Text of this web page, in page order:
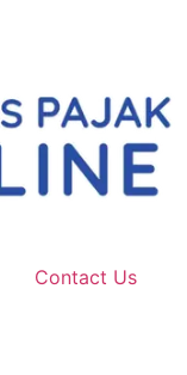
Contact Us